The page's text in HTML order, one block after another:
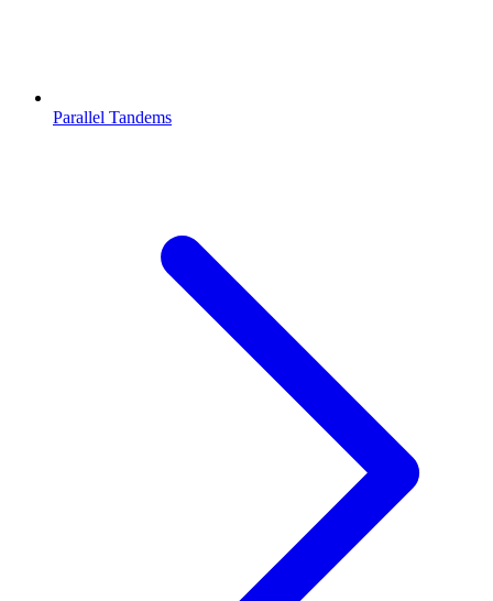
Parallel Tandems